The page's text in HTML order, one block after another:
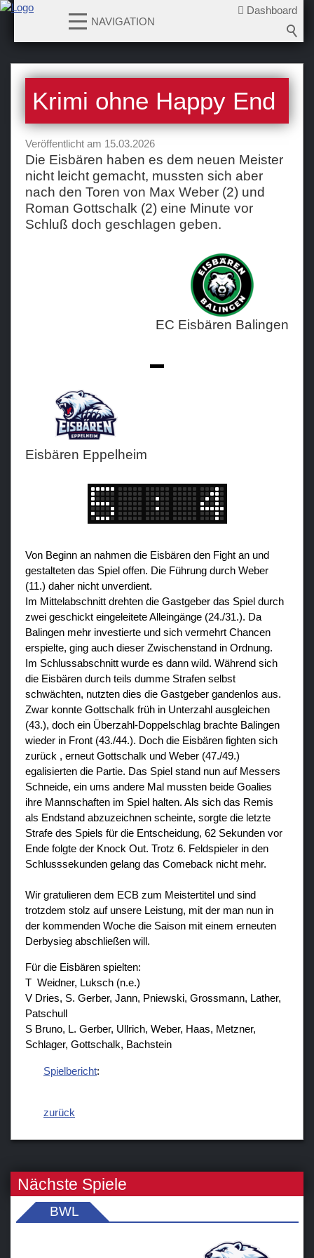
Dashboard
NAVIGATION
News
2026-2027
2025-2026
2024-2025
2023-2024
2022-2023
2021-2022
2020-2021
Sponsoren / Partner
Fanzone
Krimi ohne Happy End
Veröffentlicht am 15.03.2026
Die Eisbären haben es dem neuen Meister
nicht leicht gemacht, mussten sich aber
nach den Toren von Max Weber (2) und
Roman Gottschalk (2) eine Minute vor
Schluß doch geschlagen geben.
EC Eisbären Balingen
Eisbären Eppelheim
Von Beginn an nahmen die Eisbären den Fight an und
gestalteten das Spiel offen. Die Führung durch Weber
(11.) daher nicht unverdient.
Im Mittelabschnitt drehten die Gastgeber das Spiel durch
zwei geschickt eingeleitete Alleingänge (24./31.). Da
Balingen mehr investierte und sich vermehrt Chancen
erspielte, ging auch dieser Zwischenstand in Ordnung.
Im Schlussabschnitt wurde es dann wild. Während sich
die Eisbären durch teils dumme Strafen selbst
schwächten, nutzten dies die Gastgeber gandenlos aus.
Zwar konnte Gottschalk früh in Unterzahl ausgleichen
(43.), doch ein Überzahl-Doppelschlag brachte Balingen
wieder in Front (43./44.). Doch die Eisbären fighten sich
zurück , erneut Gottschalk und Weber (47./49.)
egalisierten die Partie. Das Spiel stand nun auf Messers
Schneide, ein ums andere Mal mussten beide Goalies
ihre Mannschaften im Spiel halten. Als sich das Remis
als Endstand abzuzeichnen scheinte, sorgte die letzte
Strafe des Spiels für die Entscheidung, 62 Sekunden vor
Ende folgte der Knock Out. Trotz 6. Feldspieler in den
Schlusssekunden gelang das Comeback nicht mehr.
Wir gratulieren dem ECB zum Meistertitel und sind
trotzdem stolz auf unsere Leistung, mit der man nun in
der kommenden Woche die Saison mit einem erneuten
Derbysieg abschließen will.
Für die Eisbären spielten:
T Weidner, Luksch (n.e.)
V Dries, S. Gerber, Jann, Pniewski, Grossmann, Lather,
Patschull
S Bruno, L. Gerber, Ullrich, Weber, Haas, Metzner,
Schlager, Gottschalk, Bachstein
Spielbericht:
zurück
Nächste Spiele
BWL